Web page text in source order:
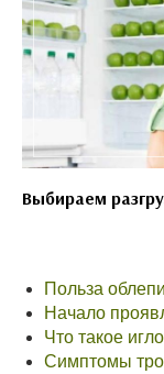
Выбираем
Польза
Начало
Что такое
Симптомы